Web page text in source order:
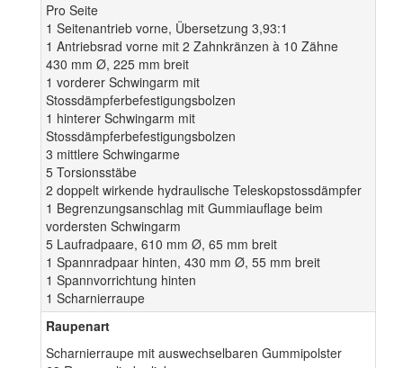
Pro Seite
1 Seitenantrieb vorne, Übersetzung 3,93:1
1 Antriebsrad vorne mit 2 Zahnkränzen à 10 Zähne
430 mm Ø, 225 mm breit
1 vorderer Schwingarm mit
Stossdämpferbefestigungsbolzen
1 hinterer Schwingarm mit
Stossdämpferbefestigungsbolzen
3 mittlere Schwingarme
5 Torsionsstäbe
2 doppelt wirkende hydraulische Teleskopstossdämpfer
1 Begrenzungsanschlag mit Gummiauflage beim
vordersten Schwingarm
5 Laufradpaare, 610 mm Ø, 65 mm breit
1 Spannradpaar hinten, 430 mm Ø, 55 mm breit
1 Spannvorrichtung hinten
1 Scharnierraupe
Raupenart
Scharnierraupe mit auswechselbaren Gummipolster